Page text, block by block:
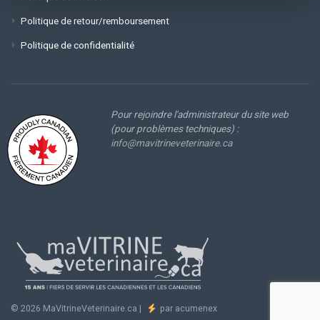
Politique de retour/remboursement
Politique de confidentialité
Pour rejoindre l'administrateur du site web
(pour problèmes techniques) :
info@mavitrineveterinaire.ca
© 2026 MaVitrineVeterinaire.ca | par acumenex